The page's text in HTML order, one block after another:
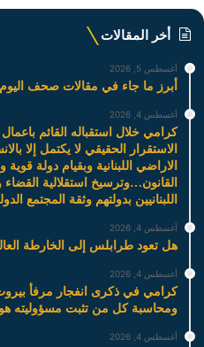
أخر المقالات
أغسطس 5, 2026
أبرز ما جاء في مقالات صحف اليوم
أغسطس 4, 2026
كرامي خلال استقباله القائم
الاستقرار الحقيقي لا يكتمل إلا
الاراضي اللبنانية وبقيام دولة
القانون…وترسيخ استقلالية
اللبنانيين بدولتهم وثقة المجتمع
أغسطس 4, 2026
هل تعود طرابلس إلى الخارطة
أغسطس 4, 2026
كرامي في ذكرى انفجار مرفأ
ومحاسبة كل من تثبت مسؤوليته
أغسطس 4, 2026